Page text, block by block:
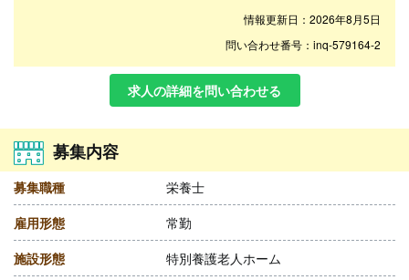
情報更新日：2026年8月5日
問い合わせ番号：inq-579164-2
求人の詳細を問い合わせる
募集内容
募集職種 栄養士
雇用形態 常勤
施設形態 特別養護老人ホーム